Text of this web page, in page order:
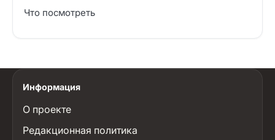
Что посмотреть
Информация
О проекте
Редакционная политика